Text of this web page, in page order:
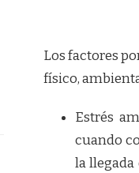
Los factores
físico,
Estrés
cuando
la